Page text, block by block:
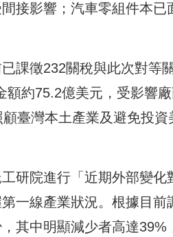
接影響；汽車零組件本
課徵232關稅與此次對等
額約75.2億美元，受影響
臺灣本土產業及避免投
研院進行「近期外部變
一線產業狀況。根據目
其中明顯減少者高達